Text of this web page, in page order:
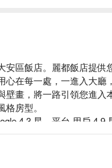
安區飯店。麗都飯店提供
心在每一處，一進入大廳
壁畫，將一路引領您進入
房型。
4.3 星、平台 用戶 4.9
運大安森林站僅需步行 4
滿古典氛圍的設計，典雅
，成為國際旅客及國人的